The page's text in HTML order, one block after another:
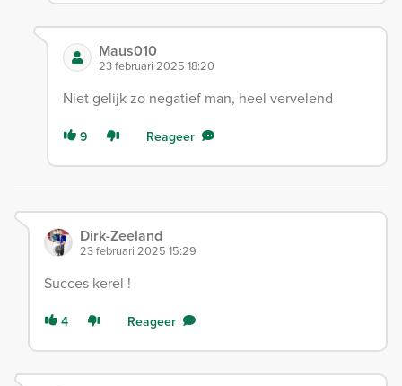
Maus010
23 februari 2025 18:20
Niet gelijk zo negatief man, heel vervelend
9 Reageer
Dirk-Zeeland
23 februari 2025 15:29
Succes kerel !
4 Reageer